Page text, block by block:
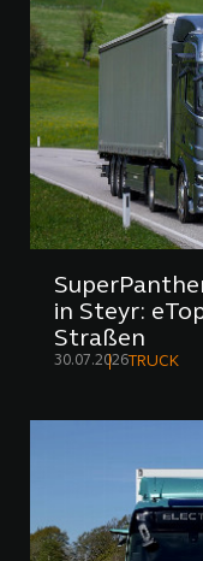
in Steyr:
Straßen
30.07.2026TRUCK